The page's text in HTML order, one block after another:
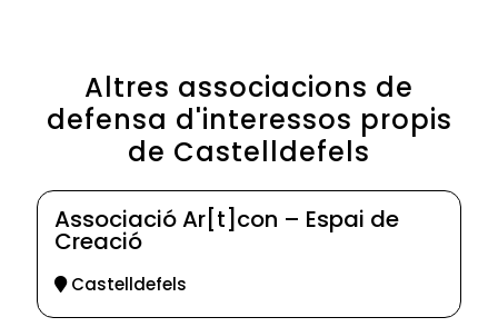
Altres associacions de
defensa d'interessos propis
de Castelldefels
Associació Ar[t]con – Espai de
Creació
Castelldefels